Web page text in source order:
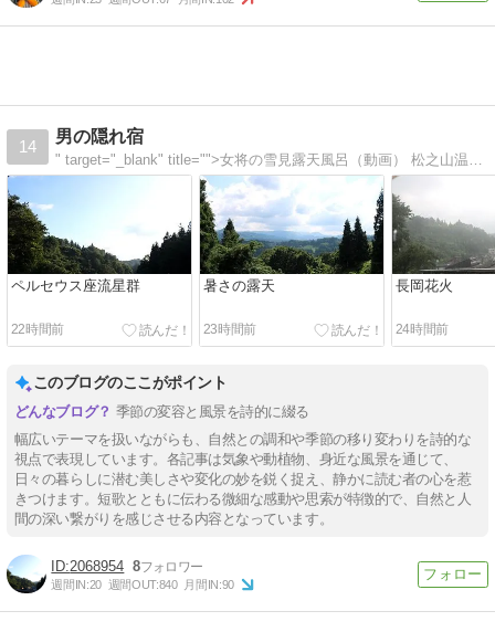
14
男の隠れ宿
" target="_blank" title="">女将の雪見露天風呂（動画） 松之山温泉ふくずみお客様の露天風呂風景の動画を募集しています（ここに掲載）
ペルセウス座流星群
22時間前
暑さの露天
23時間前
長岡花火
24時間前
このブログのここがポイント
季節の変容と風景を詩的に綴る
幅広いテーマを扱いながらも、自然との調和や季節の移り変わりを詩的な
視点で表現しています。各記事は気象や動植物、身近な風景を通じて、
日々の暮らしに潜む美しさや変化の妙を鋭く捉え、静かに読む者の心を惹
きつけます。短歌とともに伝わる微細な感動や思索が特徴的で、自然と人
間の深い繋がりを感じさせる内容となっています。
2068954 8
週間IN:20 週間OUT:840 月間IN:90